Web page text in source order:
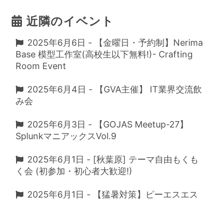
近隣のイベント
2025年6月6日 - 【金曜日・予約制】Nerima
Base 模型工作室(高校生以下無料!)- Crafting
Room Event
2025年6月4日 - 【GVA主催】 IT業界交流飲
み会
2025年6月3日 - 【GOJAS Meetup-27】
SplunkマニアックスVol.9
2025年6月1日 - [秋葉原] テーマ自由もくも
く会 (初参加・初心者大歓迎!)
2025年6月1日 - 【猛暑対策】ピーエスエス